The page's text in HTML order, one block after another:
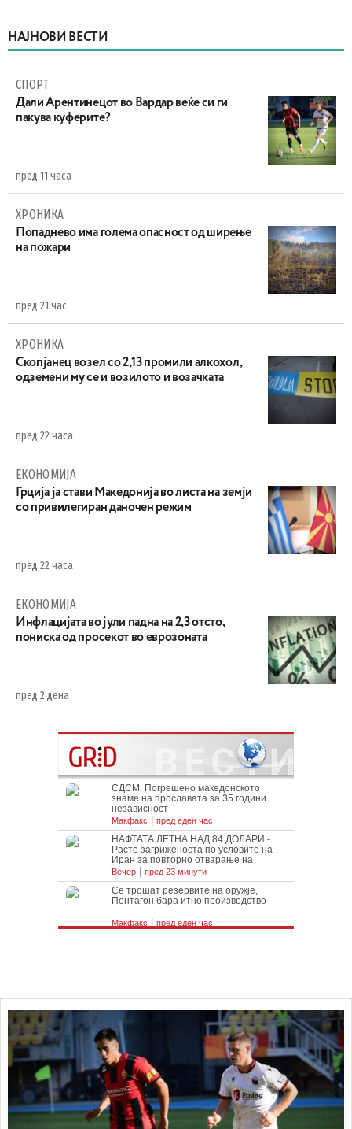
НАЈНОВИ ВЕСТИ
СПОРТ
Дали Арентинецот во Вардар веќе си ги
пакува куферите?
пред 11 часа
ХРОНИКА
Попаднево има голема опасност од ширење
на пожари
пред 21 час
ХРОНИКА
Скопјанец возел со 2,13 промили алкохол,
одземени му се и возилото и возачката
пред 22 часа
ЕКОНОМИЈА
Грција ја стави Македонија во листа на земји
со привилегиран даночен режим
пред 22 часа
ЕКОНОМИЈА
Инфлацијата во јули падна на 2,3 отсто,
пониска од просекот во еврозоната
пред 2 дена